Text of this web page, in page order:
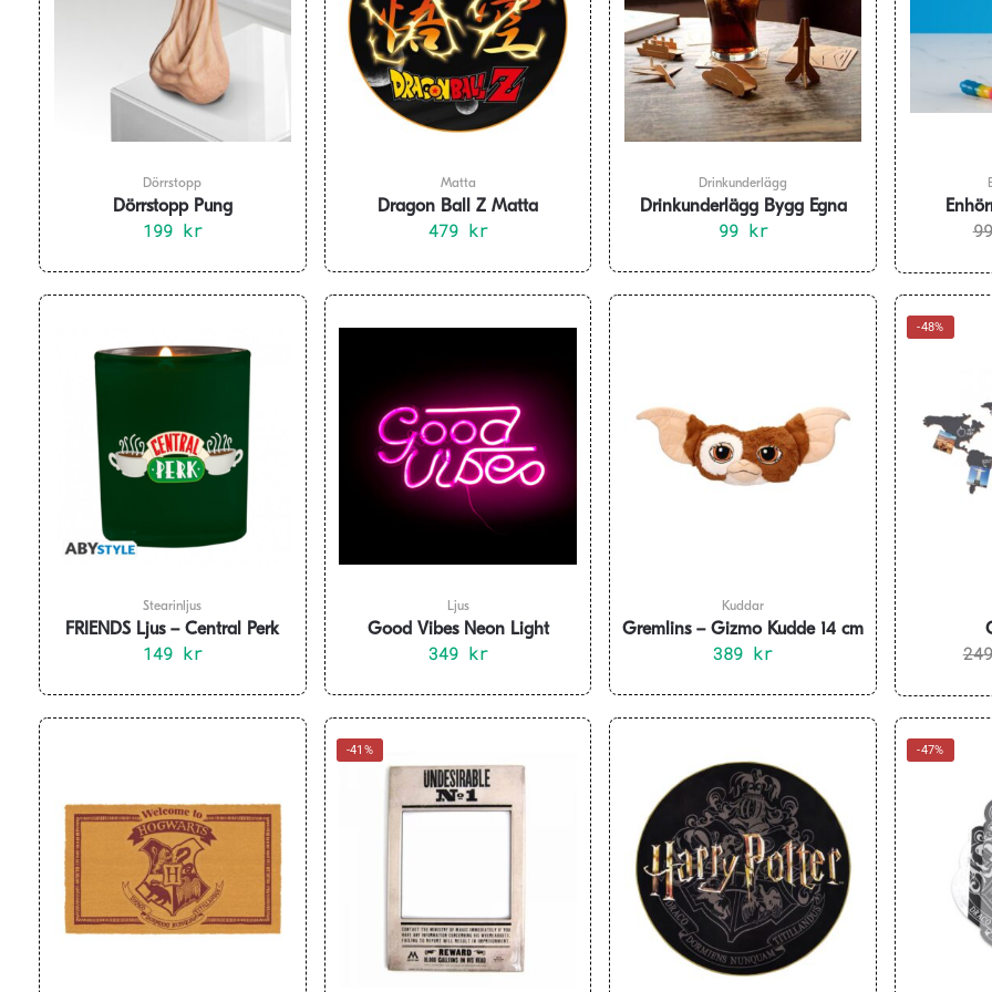
Dörrstopp
Dörrstopp Pung
199 kr
Matta
Dragon Ball Z Matta
479 kr
Drinkunderlägg
Drinkunderlägg Bygg Egna
Modeller
99 kr
Stearinljus
FRIENDS Ljus – Central Perk
149 kr
Ljus
Good Vibes Neon Light
349 kr
Kuddar
Gremlins – Gizmo Kudde 14 cm
389 kr
-48%
-41% -47%